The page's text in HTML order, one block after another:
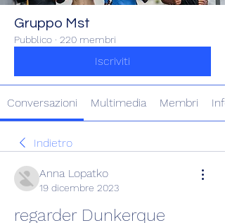
Gruppo Mst
Pubblico · 220 membri
Iscriviti
Conversazioni Multimedia Membri Info
Indietro
Anna Lopatko
19 dicembre 2023
regarder Dunkerque